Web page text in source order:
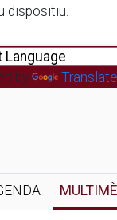
dispositiu.
by Translate